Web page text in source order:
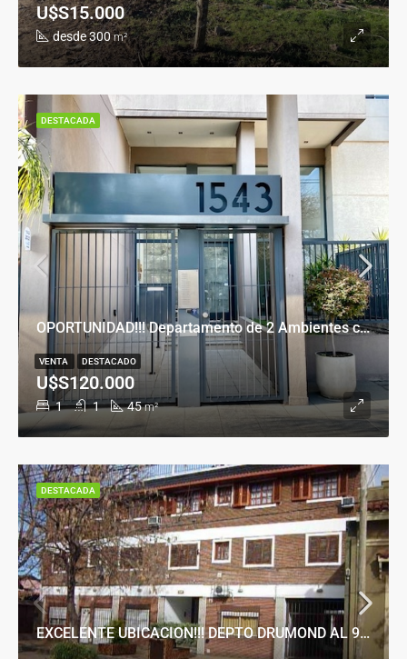
desde 300 m²
U$S15.000
OPORTUNIDAD!!! Departamento de 2 Ambientes con Cochera en Banfield Este
1 1 45 m²
U$S120.000
VENTA DESTACADO
DESTACADA
EXCELENTE UBICACION!!! DEPTO DRUMOND AL 900
DESTACADA